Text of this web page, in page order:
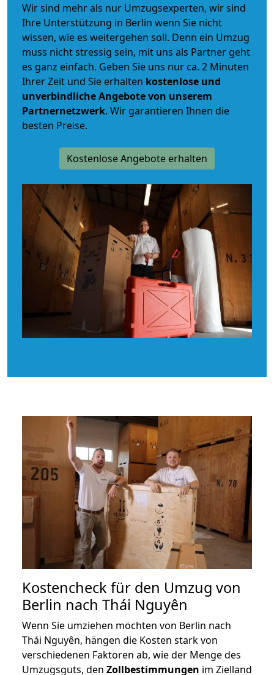
Wir sind mehr als nur Umzugsexperten, wir sind
Ihre Unterstützung in Berlin wenn Sie nicht
wissen, wie es weitergehen soll. Denn ein Umzug
muss nicht stressig sein, mit uns als Partner geht
es ganz einfach. Geben Sie uns nur ca. 2 Minuten
Ihrer Zeit und Sie erhalten kostenlose und
unverbindlicheAngebote von unserem
Partnernetzwerk. Wir garantieren Ihnen die
besten Preise.
Kostenlose Angebote erhalten
Kostencheck für den Umzug von
Berlin nach Thái Nguyên
Wenn Sie umziehen möchten von Berlin nach
Thái Nguyên, hängen die Kosten stark von
verschiedenen Faktoren ab, wie der Menge des
Umzugsguts, den Zollbestimmungen im Zielland